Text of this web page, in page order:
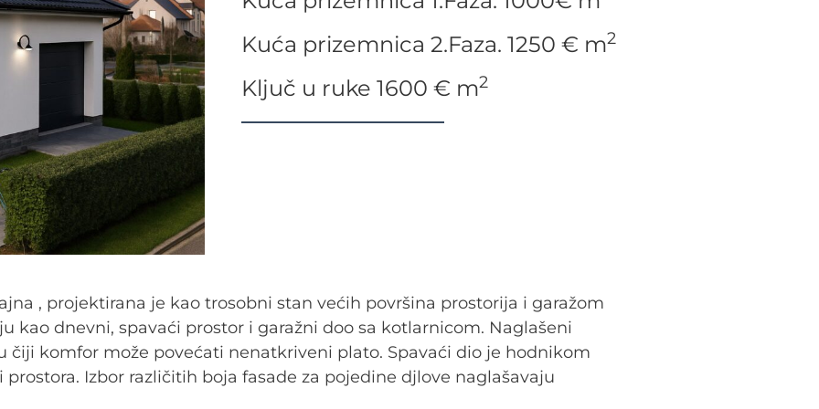
Kuća prizemnica 2.Faza. 1250 € m2
Ključ u ruke 1600 € m2
, projektirana je kao trosobni stan većih površina prostorija i garažom
kao dnevni, spavaći prostor i garažni doo sa kotlarnicom. Naglašeni
čiji komfor može povećati nenatkriveni plato. Spavaći dio je hodnikom
Izbor različitih boja fasade za pojedine djlove naglašavaju